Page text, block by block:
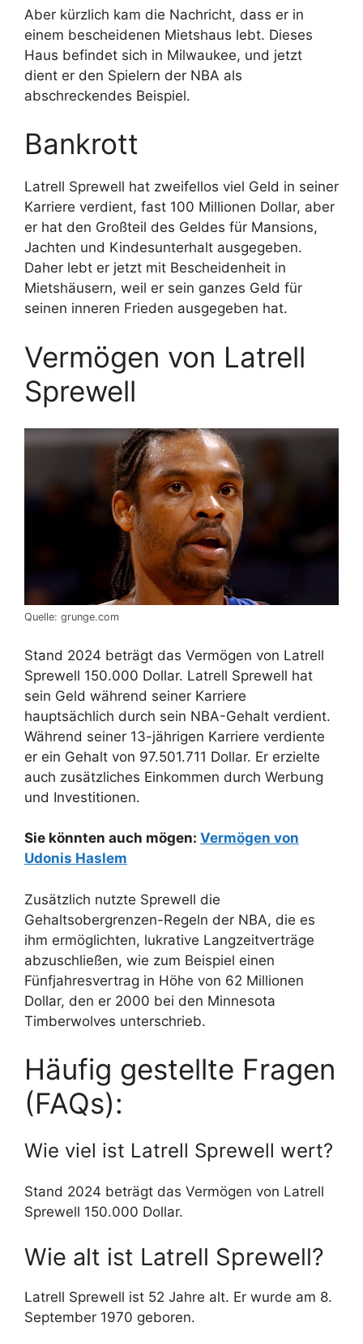
Aber kürzlich kam die Nachricht, dass er in
einem bescheidenen Mietshaus lebt. Dieses
Haus befindet sich in Milwaukee, und jetzt
dient er den Spielern der NBA als
abschreckendes Beispiel.
Bankrott
Latrell Sprewell hat zweifellos viel Geld in seiner
Karriere verdient, fast 100 Millionen Dollar, aber
er hat den Großteil des Geldes für Mansions,
Jachten und Kindesunterhalt ausgegeben.
Daher lebt er jetzt mit Bescheidenheit in
Mietshäusern, weil er sein ganzes Geld für
seinen inneren Frieden ausgegeben hat.
Vermögen von Latrell
Sprewell
Quelle: grunge.com
Stand 2024 beträgt das Vermögen von Latrell
Sprewell 150.000 Dollar. Latrell Sprewell hat
sein Geld während seiner Karriere
hauptsächlich durch sein NBA-Gehalt verdient.
Während seiner 13-jährigen Karriere verdiente
er ein Gehalt von 97.501.711 Dollar. Er erzielte
auch zusätzliches Einkommen durch Werbung
und Investitionen.
Sie könnten auch mögen: Vermögen von
Udonis Haslem
Zusätzlich nutzte Sprewell die
Gehaltsobergrenzen-Regeln der NBA, die es
ihm ermöglichten, lukrative Langzeitverträge
abzuschließen, wie zum Beispiel einen
Fünfjahresvertrag in Höhe von 62 Millionen
Dollar, den er 2000 bei den Minnesota
Timberwolves unterschrieb.
Häufig gestellte Fragen
(FAQs):
Wie viel ist Latrell Sprewell wert?
Stand 2024 beträgt das Vermögen von Latrell
Sprewell 150.000 Dollar.
Wie alt ist Latrell Sprewell?
Latrell Sprewell ist 52 Jahre alt. Er wurde am 8.
September 1970 geboren.